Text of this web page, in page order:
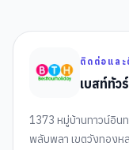
ติดต่อและ
เบสท์ทัว
1373 หมู่บ้านทาวน์อิน
พลับพลา เขตวังทองห